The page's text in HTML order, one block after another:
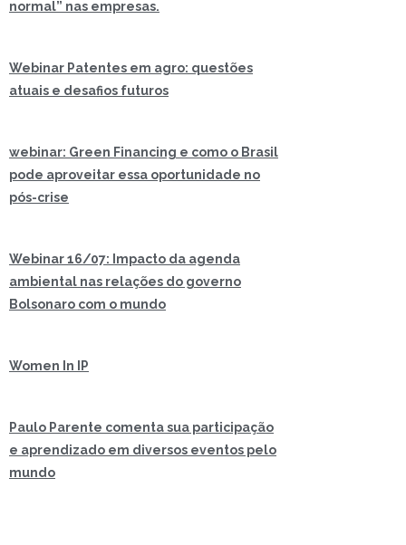
normal” nas empresas.
Webinar Patentes em agro: questões
atuais e desafios futuros
webinar: Green Financing e como o Brasil
pode aproveitar essa oportunidade no
pós-crise
Webinar 16/07: Impacto da agenda
ambiental nas relações do governo
Bolsonaro com o mundo
Women In IP
Paulo Parente comenta sua participação
e aprendizado em diversos eventos pelo
mundo